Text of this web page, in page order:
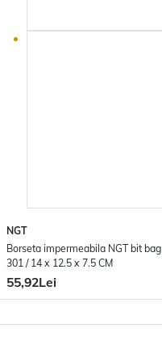
NGT
Borseta impermeabila NGT bit bag
301 / 14 x 12.5 x 7.5 CM
55,92Lei